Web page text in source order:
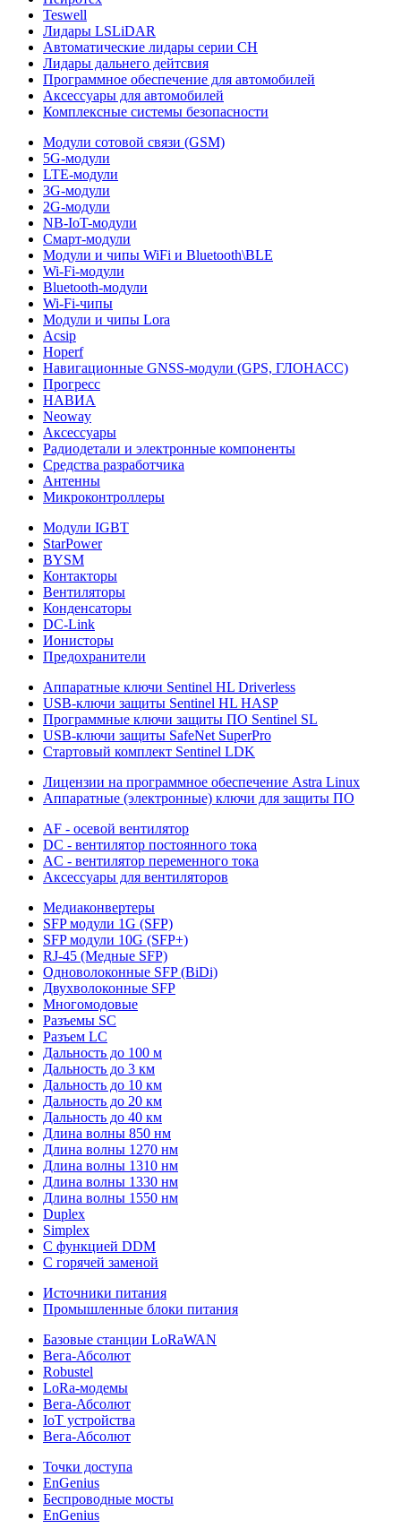
Teswell
Лидары LSLiDAR
Автоматические лидары серии CH
Лидары дальнего дейтсвия
Программное обеспечение для автомобилей
Аксессуары для автомобилей
Комплексные системы безопасности
Модули сотовой связи (GSM)
5G-модули
LTE-модули
3G-модули
2G-модули
NB-IoT-модули
Смарт-модули
Модули и чипы WiFi и Bluetooth\BLE
Wi-Fi-модули
Bluetooth-модули
Wi-Fi-чипы
Модули и чипы Lora
Acsip
Hoperf
Навигационные GNSS-модули (GPS, ГЛОНАСС)
Прогресс
НАВИА
Neoway
Аксессуары
Радиодетали и электронные компоненты
Средства разработчика
Антенны
Микроконтроллеры
Модули IGBT
StarPower
BYSM
Контакторы
Вентиляторы
Конденсаторы
DC-Link
Ионисторы
Предохранители
Аппаратные ключи Sentinel HL Driverless
USB-ключи защиты Sentinel HL HASP
Программные ключи защиты ПО Sentinel SL
USB-ключи защиты SafeNet SuperPro
Стартовый комплект Sentinel LDK
Лицензии на программное обеспечение Astra Linux
Аппаратные (электронные) ключи для защиты ПО
AF - осевой вентилятор
DC - вентилятор постоянного тока
AC - вентилятор переменного тока
Аксессуары для вентиляторов
Медиаконвертеры
SFP модули 1G (SFP)
SFP модули 10G (SFP+)
RJ-45 (Медные SFP)
Одноволоконные SFP (BiDi)
Двухволоконные SFP
Многомодовые
Разъемы SC
Разъем LC
Дальность до 100 м
Дальность до 3 км
Дальность до 10 км
Дальность до 20 км
Дальность до 40 км
Длина волны 850 нм
Длина волны 1270 нм
Длина волны 1310 нм
Длина волны 1330 нм
Длина волны 1550 нм
Duplex
Simplex
С функцией DDM
С горячей заменой
Источники питания
Промышленные блоки питания
Базовые станции LoRaWAN
Вега-Абсолют
Robustel
LoRa-модемы
Вега-Абсолют
IoT устройства
Вега-Абсолют
Точки доступа
EnGenius
Беспроводные мосты
EnGenius